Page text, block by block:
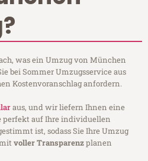
was ein Umzug von München
bei Sommer Umzugsservice aus
Kostenvoranschlag anfordern.
aus, und wir liefern Ihnen eine
perfekt auf Ihre individuellen
ist, sodass Sie Ihre Umzug
voller Transparenzplanen